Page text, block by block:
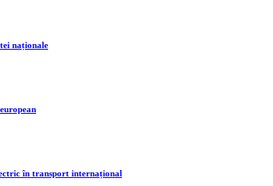
naționale
în transport internațional